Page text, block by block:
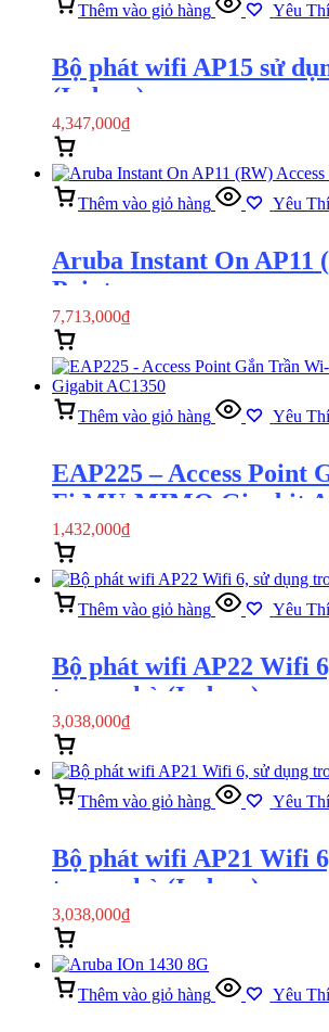
Thêm vào giỏ hàng Yêu
Bộ phát wifi AP15 sử
(Indoor)
4,347,000₫
Thêm vào giỏ hàng Yêu
Aruba Instant On AP11
Point
7,713,000₫
Thêm vào giỏ hàng Yêu
EAP225 – Access Point
Fi MU-MIMO Gigabit
1,432,000₫
Thêm vào giỏ hàng Yêu
Bộ phát wifi AP22 Wifi
trong nhà (Indoor)
3,038,000₫
Thêm vào giỏ hàng Yêu
Bộ phát wifi AP21 Wifi
trong nhà (Indoor)
3,038,000₫
Thêm vào giỏ hàng Yêu